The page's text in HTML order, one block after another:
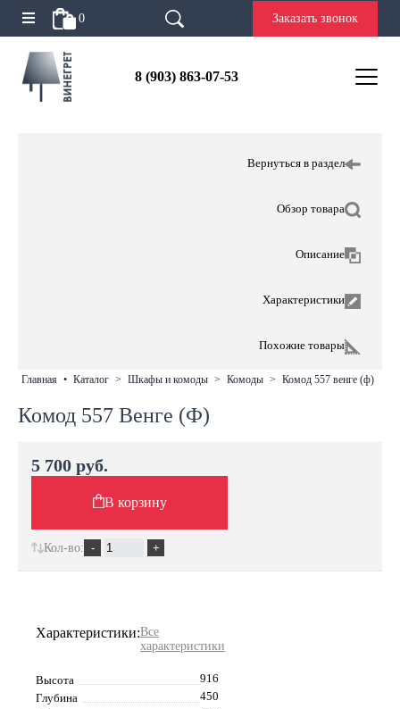
0 Заказать звонок
8 (903) 863-07-53
Вернуться в раздел
Обзор товара
Описание
Характеристики
Похожие товары
главная • каталог > шкафы и комоды > комоды > комод 557 венге (ф)
Комод 557 Венге (Ф)
Характеристики:Все
характеристики
Высота
916
Глубина
450
5 700 руб.
В корзину
Кол-во: